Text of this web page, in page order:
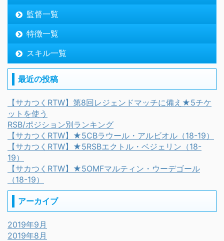
監督一覧
特徴一覧
スキル一覧
最近の投稿
【サカつくRTW】第8回レジェンドマッチに備え★5チケ
ットを使う
RSB/ポジション別ランキング
【サカつくRTW】★5CBラウール・アルビオル（18-19）
【サカつくRTW】★5RSBエクトル・ベジェリン（18-
19）
【サカつくRTW】★5OMFマルティン・ウーデゴール
（18-19）
アーカイブ
2019年9月
2019年8月